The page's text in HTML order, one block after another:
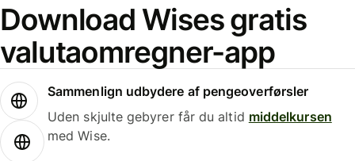
Download Wises gratis
valutaomregner-app
Sammenlign udbydere af pengeoverførsler
Uden skjulte gebyrer får du altid middelkursen
med Wise.